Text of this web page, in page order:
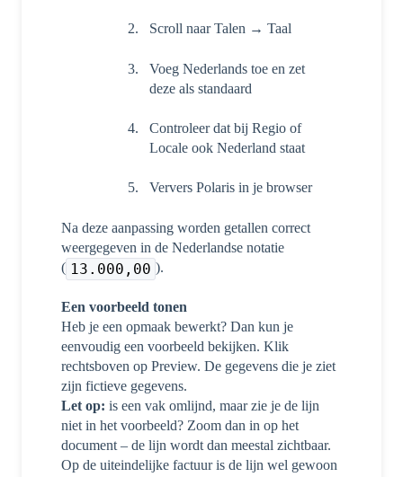
Scroll naar Talen → Taal
Voeg Nederlands toe en zet
deze als standaard
Controleer dat bij Regio of
Locale ook Nederland staat
Ververs Polaris in je browser
Na deze aanpassing worden getallen correct
weergegeven in de Nederlandse notatie
( 13.000,00 ).
Een voorbeeld tonen
Heb je een opmaak bewerkt? Dan kun je
eenvoudig een voorbeeld bekijken. Klik
rechtsboven op Preview. De gegevens die je ziet
zijn fictieve gegevens.
Let op: is een vak omlijnd, maar zie je de lijn
niet in het voorbeeld? Zoom dan in op het
document – de lijn wordt dan meestal zichtbaar.
Op de uiteindelijke factuur is de lijn wel gewoon